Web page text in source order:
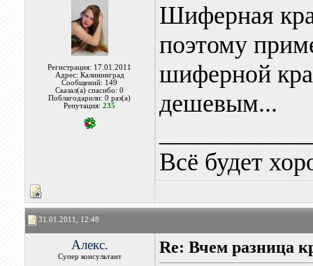
Регистрация: 17.01.2011
Адрес: Калининград
Сообщений: 149
Сказал(а) спасибо: 0
Поблагодарили: 0 раз(а)
Репутация:235
Шиферная
поэтому
шиферной
дешевым...
Всё будет
31.01.2011, 12:48
Алекс.
Супер консультант
Re: Вчем разница